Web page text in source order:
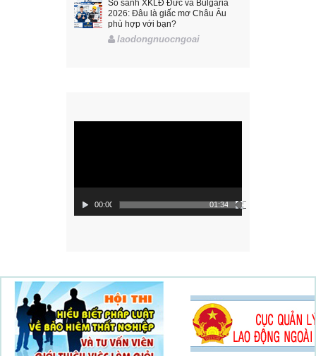
So sánh XKLĐ Đức và Bulgaria
2026: Đâu là giấc mơ Châu Âu
phù hợp với bạn?
laodongnuocngoai
chơi
00:00 01:34